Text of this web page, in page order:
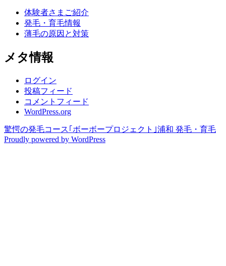
体験者さまご紹介
発毛・育毛情報
薄毛の原因と対策
メタ情報
ログイン
投稿フィード
コメントフィード
WordPress.org
驚愕の発毛コース｢ボーボープロジェクト｣浦和 発毛・育毛
Proudly powered by WordPress